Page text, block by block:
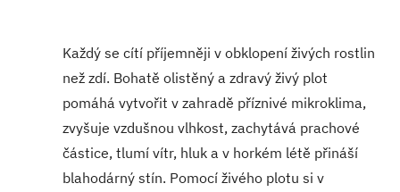
Každý se cítí příjemněji v obklopení živých rostlin
než zdí. Bohatě olistěný a zdravý živý plot
pomáhá vytvořit v zahradě příznivé mikroklima,
zvyšuje vzdušnou vlhkost, zachytává prachové
částice, tlumí vítr, hluk a v horkém létě přináší
blahodárný stín. Pomocí živého plotu si v